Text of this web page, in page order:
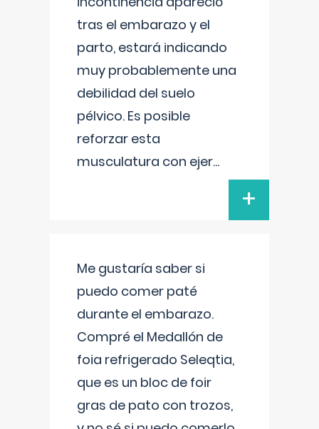
tras el embarazo y el
parto, estará indicando
muy probablemente una
debilidad del suelo
pélvico. Es posible
reforzar esta
musculatura con ejer...
+
Me gustaría saber si
puedo comer paté
durante el embarazo.
Compré el Medallón de
foia refrigerado Seleqtia,
que es un bloc de foir
gras de pato con trozos,